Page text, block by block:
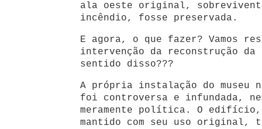
ala oeste original,
incêndio, fosse preservada.
E agora, o que fazer? Vamos
intervenção da reconstrução da
sentido disso???
A própria instalação do museu
foi controversa e infundada,
meramente política. O
mantido com seu uso original,